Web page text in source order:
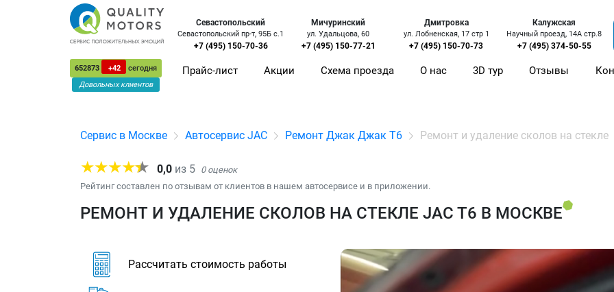
652873 +42
сегодня
Довольных клиентов
Севастопольский
Севастопольский пр-т, 95Б с.1
+7 (495) 150-70-36
Мичуринский
ул. Удальцова, 60
+7 (495) 150-77-21
Дмитровка
ул. Лобненская, 17 стр 1
+7 (495) 150-70-73
Калужская
Научный проезд, 14А стр.8
+7 (495) 374-50-55
Прайс-лист Акции Схема проезда О нас 3D тур Отзывы
Сервис в Москве Автосервис JAC Ремонт Джак Джак Т6 Ремонт и удаление сколов на стекле
0,0 из 5 0оценок
Рейтинг составлен по отзывам от клиентов в нашем автосервисе и в приложении.
РЕМОНТ И УДАЛЕНИЕ СКОЛОВ НА СТЕКЛЕ JAC T6 В МОСКВЕ
Рассчитать стоимость работы